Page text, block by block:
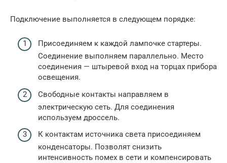
Подключение выполняется в следующем порядке:
Присоединяем к каждой лампочке стартеры.
Соединение выполняем параллельно. Место
соединения — штыревой вход на торцах прибора
освещения.
Свободные контакты направляем в
электрическую сеть. Для соединения
используем дроссель.
К контактам источника света присоединяем
конденсаторы. Позволят снизить
интенсивность помех в сети и компенсировать